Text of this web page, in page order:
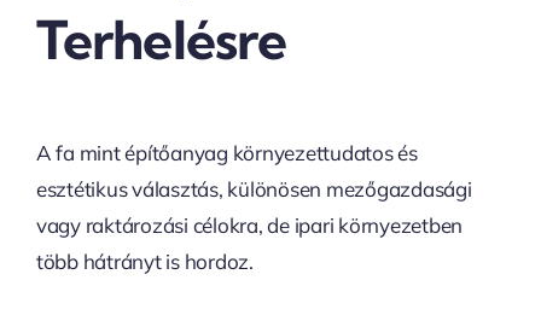
Terhelésre
A fa mint építőanyag környezettudatos és
esztétikus választás, különösen mezőgazdasági
vagy raktározási célokra, de ipari környezetben
több hátrányt is hordoz.